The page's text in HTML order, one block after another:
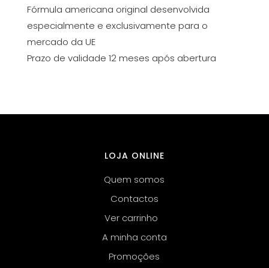
Fórmula americana original desenvolvida
especialmente e exclusivamente para o
mercado da UE
Prazo de validade 12 meses após abertura
LOJA ONLINE
Quem somos
Contactos
Ver carrinho
A minha conta
Promoções